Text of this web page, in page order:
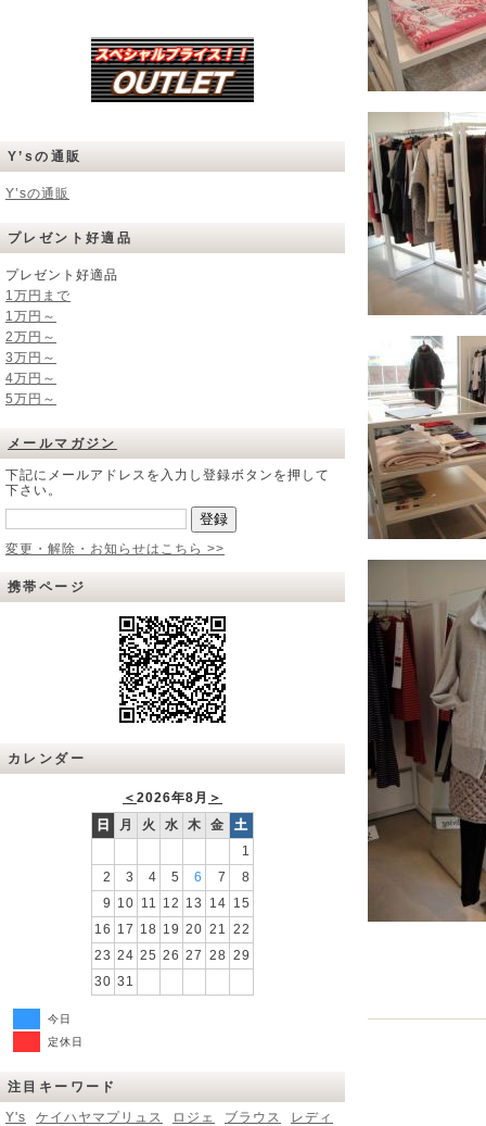
Y’sの通販
Y’sの通販
プレゼント好適品
プレゼント好適品
1万円まで
1万円～
2万円～
3万円～
4万円～
5万円～
メールマガジン
下記にメールアドレスを入力し登録ボタンを押して
下さい。
変更・解除・お知らせはこちら >>
携帯ページ
カレンダー
＜ 2026年8月 ＞
日
月 火 水 木 金
土
1
2
3 4 5 6 7
8
9 10 11 12 13 14 15
16 17 18 19 20 21 22
23 24 25 26 27 28 29
30 31
今日
定休日
注目キーワード
Y's
ケイハヤマプリュス ロジェ ブラウス
レディ